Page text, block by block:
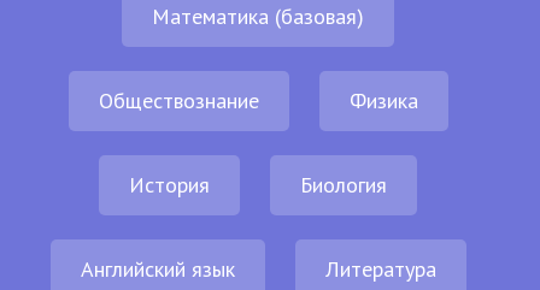
Математика (базовая)
Обществознание Физика
История Биология
Английский язык Литература